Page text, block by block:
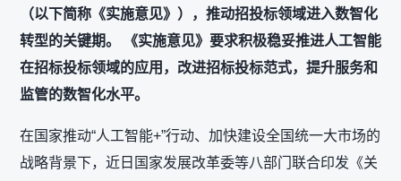
（以下简称《实施意见》），推动招投标领域进入数智化
转型的关键期。 《实施意见》要求积极稳妥推进人工智能
在招标投标领域的应用，改进招标投标范式，提升服务和
监管的数智化水平。
在国家推动“人工智能+”行动、加快建设全国统一大市场的
战略背景下，近日国家发展改革委等八部门联合印发《关